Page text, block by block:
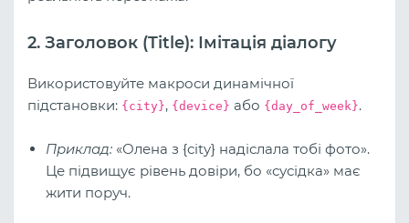
2. Заголовок (Title): Імітація діалогу
Використовуйте макроси динамічної
підстановки: {city}, {device} або {day_of_week}.
Приклад: «Олена з {city} надіслала тобі фото».
Це підвищує рівень довіри, бо «сусідка» має
жити поруч.